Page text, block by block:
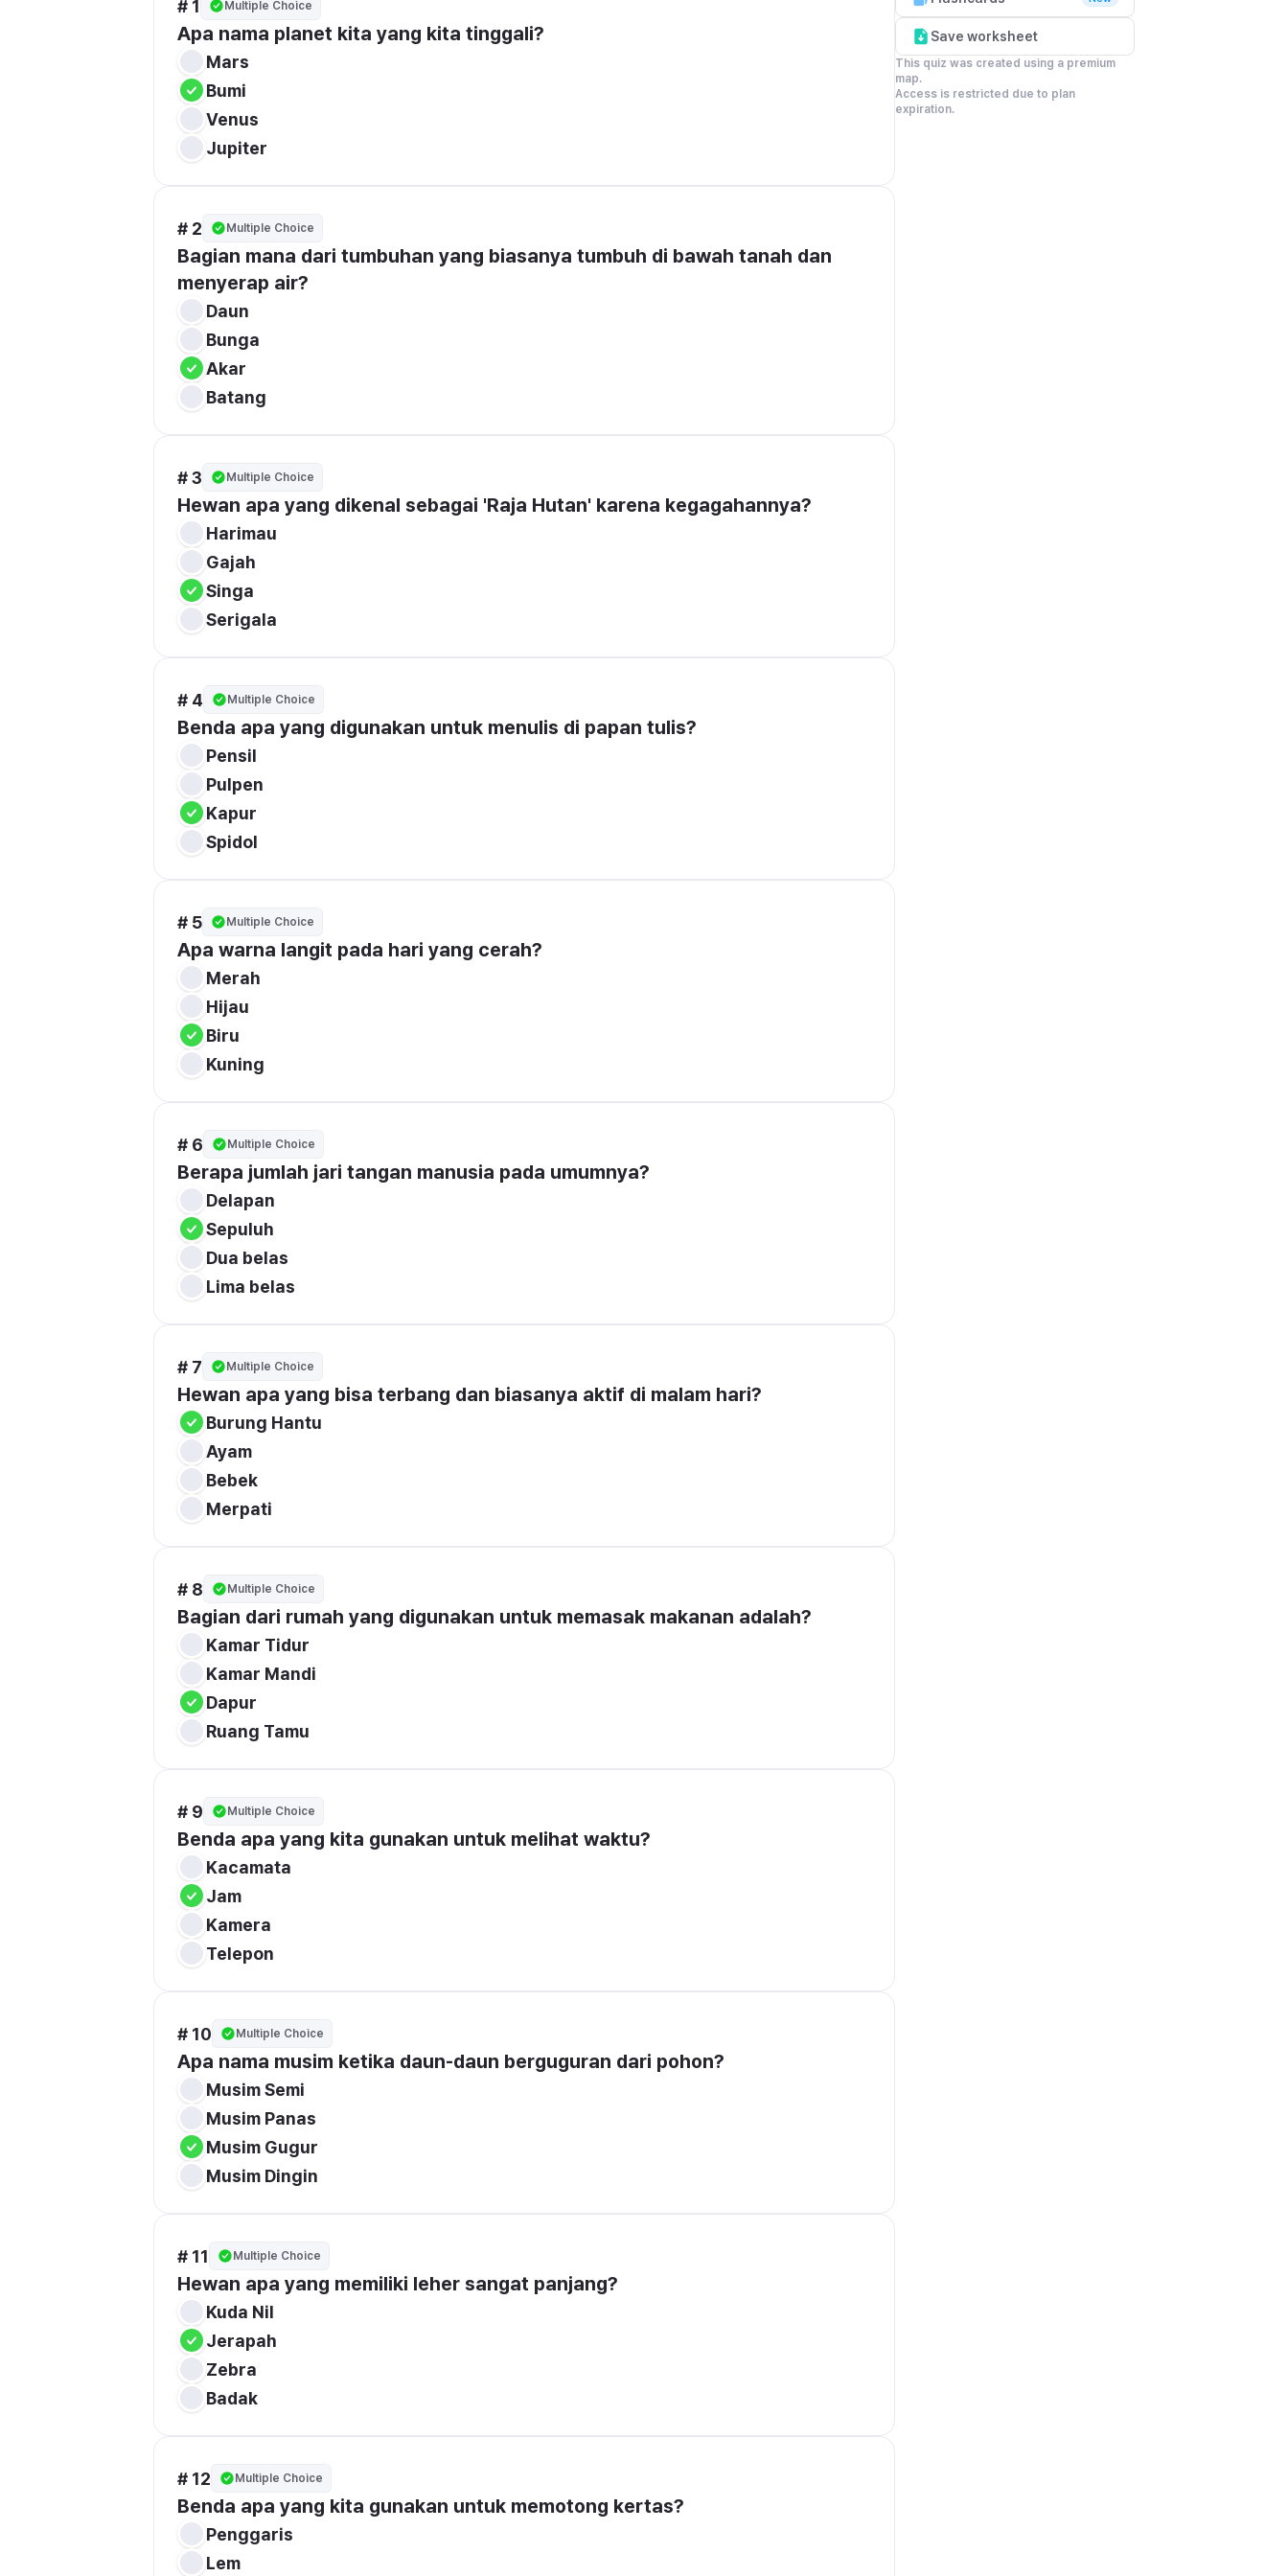
# 1 Multiple Choice
Apa nama planet kita yang kita tinggali?
Mars
Bumi
Venus
Jupiter
# 2 Multiple Choice
Bagian mana dari tumbuhan yang biasanya tumbuh di bawah tanah dan
menyerap air?
Daun
Bunga
Akar
Batang
# 3 Multiple Choice
Hewan apa yang dikenal sebagai 'Raja Hutan' karena kegagahannya?
Harimau
Gajah
Singa
Serigala
# 4 Multiple Choice
Benda apa yang digunakan untuk menulis di papan tulis?
Pensil
Pulpen
Kapur
Spidol
# 5 Multiple Choice
Apa warna langit pada hari yang cerah?
Merah
Hijau
Biru
Kuning
# 6 Multiple Choice
Berapa jumlah jari tangan manusia pada umumnya?
Delapan
Sepuluh
Dua belas
Lima belas
# 7 Multiple Choice
Hewan apa yang bisa terbang dan biasanya aktif di malam hari?
Burung Hantu
Ayam
Bebek
Merpati
# 8 Multiple Choice
Bagian dari rumah yang digunakan untuk memasak makanan adalah?
Kamar Tidur
Kamar Mandi
Dapur
Ruang Tamu
# 9 Multiple Choice
Benda apa yang kita gunakan untuk melihat waktu?
Kacamata
Jam
Kamera
Telepon
# 10 Multiple Choice
Apa nama musim ketika daun-daun berguguran dari pohon?
Musim Semi
Musim Panas
Musim Gugur
Musim Dingin
# 11 Multiple Choice
Hewan apa yang memiliki leher sangat panjang?
Kuda Nil
Jerapah
Zebra
Badak
# 12 Multiple Choice
Benda apa yang kita gunakan untuk memotong kertas?
Penggaris
Lem
Save worksheet
This quiz was created using a premium
map.
Access is restricted due to plan
expiration.